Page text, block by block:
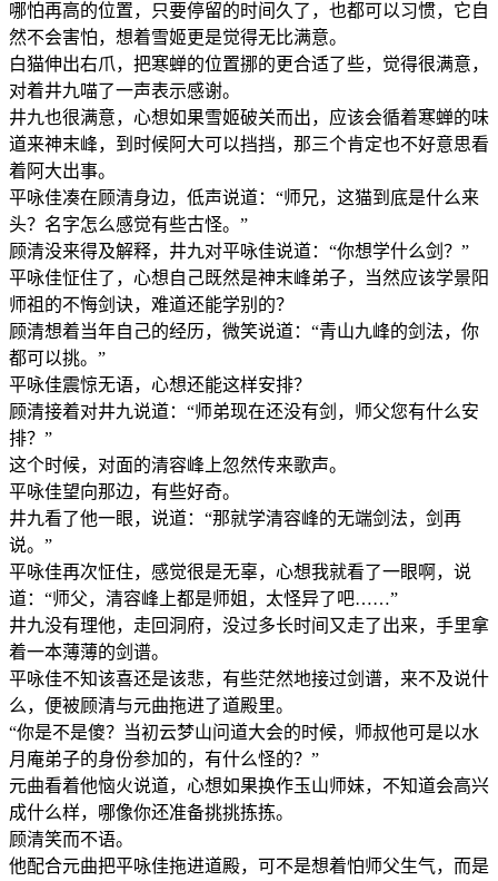
哪怕再高的位置，只要停留的时间久了，也都可以习惯，它自
然不会害怕，想着雪姬更是觉得无比满意。
白猫伸出右爪，把寒蝉的位置挪的更合适了些，觉得很满意，
对着井九喵了一声表示感谢。
井九也很满意，心想如果雪姬破关而出，应该会循着寒蝉的味
道来神末峰，到时候阿大可以挡挡，那三个肯定也不好意思看
着阿大出事。
平咏佳凑在顾清身边，低声说道：“师兄，这猫到底是什么来
头？名字怎么感觉有些古怪。”
顾清没来得及解释，井九对平咏佳说道：“你想学什么剑？”
平咏佳怔住了，心想自己既然是神末峰弟子，当然应该学景阳
师祖的不悔剑诀，难道还能学别的？
顾清想着当年自己的经历，微笑说道：“青山九峰的剑法，你
都可以挑。”
平咏佳震惊无语，心想还能这样安排？
顾清接着对井九说道：“师弟现在还没有剑，师父您有什么安
排？”
这个时候，对面的清容峰上忽然传来歌声。
平咏佳望向那边，有些好奇。
井九看了他一眼，说道：“那就学清容峰的无端剑法，剑再
说。”
平咏佳再次怔住，感觉很是无辜，心想我就看了一眼啊，说
道：“师父，清容峰上都是师姐，太怪异了吧……”
井九没有理他，走回洞府，没过多长时间又走了出来，手里拿
着一本薄薄的剑谱。
平咏佳不知该喜还是该悲，有些茫然地接过剑谱，来不及说什
么，便被顾清与元曲拖进了道殿里。
“你是不是傻？当初云梦山问道大会的时候，师叔他可是以水
月庵弟子的身份参加的，有什么怪的？”
元曲看着他恼火说道，心想如果换作玉山师妹，不知道会高兴
成什么样，哪像你还准备挑挑拣拣。
顾清笑而不语。
他配合元曲把平咏佳拖进道殿，可不是想着怕师父生气，而是